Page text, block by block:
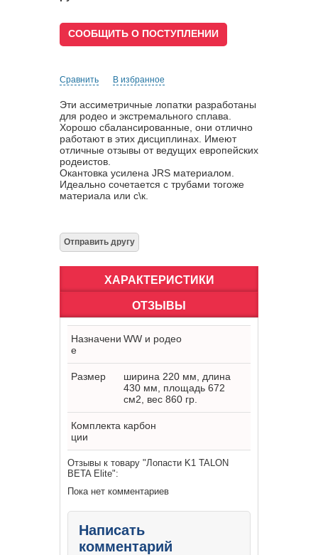
СООБЩИТЬ О ПОСТУПЛЕНИИ
Сравнить В избранное
Эти ассиметричные лопатки разработаны
для родео и экстремального сплава.
Хорошо сбалансированные, они отлично
работают в этих дисциплинах. Имеют
отличные отзывы от ведущих европейских
родеистов.
Окантовка усилена JRS материалом.
Идеально сочетается с трубами тогоже
материала или с\к.
ХАРАКТЕРИСТИКИ
ОТЗЫВЫ
Назначени
е
WW и родео
Размер
ширина 220 мм, длина
430 мм, площадь 672
см2, вес 860 гр.
Комплекта
ции
карбон
Отзывы к товару "Лопасти K1 TALON
BETA Elite":
Пока нет комментариев
Написать
комментарий